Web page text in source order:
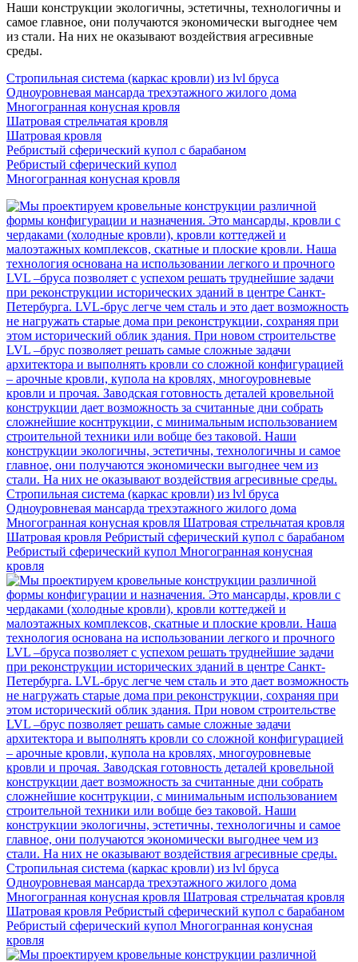
Наши конструкции экологичны, эстетичны, технологичны и
самое главное, они получаются экономически выгоднее чем
из стали. На них не оказывают воздействия агресивные
среды.
Стропильная система (каркас кровли) из lvl бруса
Одноуровневая мансарда трехэтажного жилого дома
Многогранная конусная кровля
Шатровая стрельчатая кровля
Шатровая кровля
Ребристый сферический купол с барабаном
Ребристый сферический купол
Многогранная конусная кровля